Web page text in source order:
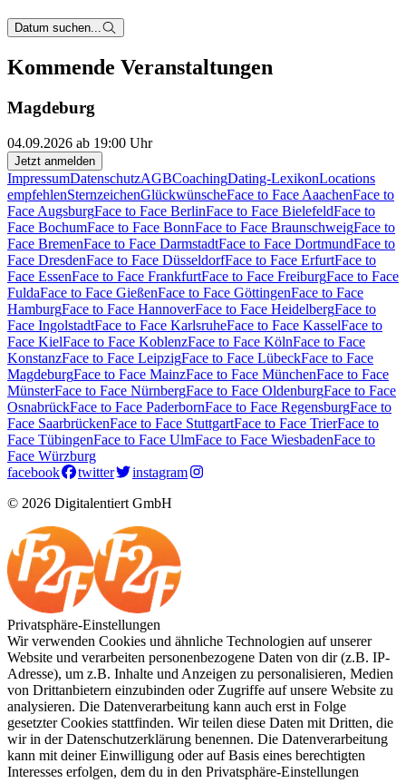
Datum suchen...
Kommende Veranstaltungen
Magdeburg
04.09.2026 ab 19:00 Uhr
Jetzt anmelden
ImpressumDatenschutzAGBCoachingDating-LexikonLocations
empfehlenSternzeichenGlückwünscheFace to Face AaachenFace to
Face AugsburgFace to Face BerlinFace to Face BielefeldFace to
Face BochumFace to Face BonnFace to Face BraunschweigFace to
Face BremenFace to Face DarmstadtFace to Face DortmundFace to
Face DresdenFace to Face DüsseldorfFace to Face ErfurtFace to
Face EssenFace to Face FrankfurtFace to Face FreiburgFace to Face
FuldaFace to Face GießenFace to Face GöttingenFace to Face
HamburgFace to Face HannoverFace to Face HeidelbergFace to
Face IngolstadtFace to Face KarlsruheFace to Face KasselFace to
Face KielFace to Face KoblenzFace to Face KölnFace to Face
KonstanzFace to Face LeipzigFace to Face LübeckFace to Face
MagdeburgFace to Face MainzFace to Face MünchenFace to Face
MünsterFace to Face NürnbergFace to Face OldenburgFace to Face
OsnabrückFace to Face PaderbornFace to Face RegensburgFace to
Face SaarbrückenFace to Face StuttgartFace to Face TrierFace to
Face TübingenFace to Face UlmFace to Face WiesbadenFace to
Face Würzburg
facebook
twitter
instagram
© 2026 Digitalentiert GmbH
Privatsphäre-Einstellungen
Wir verwenden Cookies und ähnliche Technologien auf unserer
Website und verarbeiten personenbezogene Daten von dir (z.B. IP-
Adresse), um z.B. Inhalte und Anzeigen zu personalisieren, Medien
von Drittanbietern einzubinden oder Zugriffe auf unsere Website zu
analysieren. Die Datenverarbeitung kann auch erst in Folge
gesetzter Cookies stattfinden. Wir teilen diese Daten mit Dritten, die
wir in der Datenschutzerklärung benennen. Die Datenverarbeitung
kann mit deiner Einwilligung oder auf Basis eines berechtigten
Interesses erfolgen, dem du in den Privatsphäre-Einstellungen